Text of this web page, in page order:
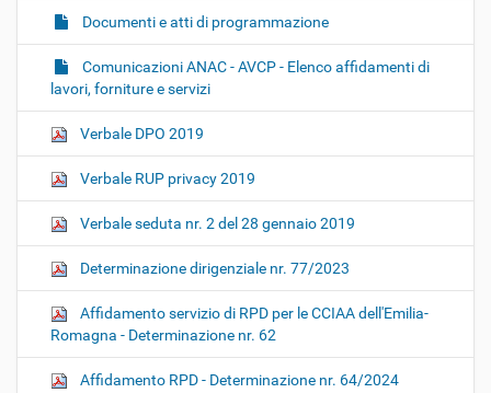
Documenti e atti di programmazione
Comunicazioni ANAC - AVCP - Elenco affidamenti di
lavori, forniture e servizi
Verbale DPO 2019
Verbale RUP privacy 2019
Verbale seduta nr. 2 del 28 gennaio 2019
Determinazione dirigenziale nr. 77/2023
Affidamento servizio di RPD per le CCIAA dell'Emilia-
Romagna - Determinazione nr. 62
Affidamento RPD - Determinazione nr. 64/2024